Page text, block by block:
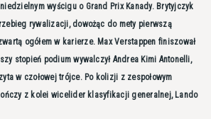
wyścigu o Grand Prix Kanady. Brytyjczyk
rywalizacji, dowożąc do mety pierwszą
ogółem w karierze. Max Verstappen finiszował
stopień podium wywalczył Andrea Kimi Antonelli,
w czołowej trójce. Po kolizji z zespołowym
z kolei wicelider klasyfikacji generalnej, Lando